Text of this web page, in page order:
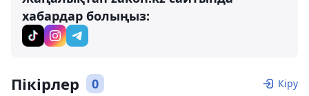
хабардар болыңыз:
Пікірлер 0 Кіру